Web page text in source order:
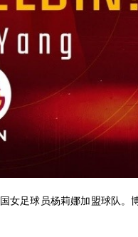
女足球员杨莉娜加盟球队。